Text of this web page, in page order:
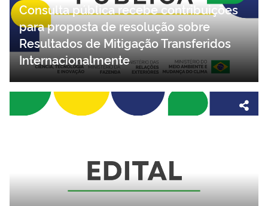
Consulta pública recebe contribuições
para proposta de resolução sobre
Resultados de Mitigação Transferidos
Internacionalmente